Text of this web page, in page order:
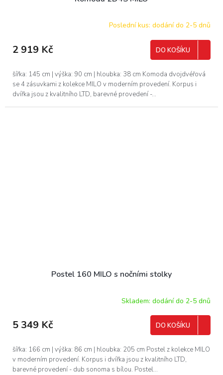
Poslední kus: dodání do 2-5 dnů
2 919 Kč DO KOŠÍKU
šířka: 145 cm | výška: 90 cm | hloubka: 38 cm Komoda dvojdvéřová
se 4 zásuvkami z kolekce MILO v moderním provedení. Korpus i
dvířka jsou z kvalitního LTD, barevné provedení -...
Postel 160 MILO s nočními stolky
Skladem: dodání do 2-5 dnů
5 349 Kč DO KOŠÍKU
šířka: 166 cm | výška: 86 cm | hloubka: 205 cm Postel z kolekce MILO
v moderním provedení. Korpus i dvířka jsou z kvalitního LTD,
barevné provedení - dub sonoma s bílou. Postel...